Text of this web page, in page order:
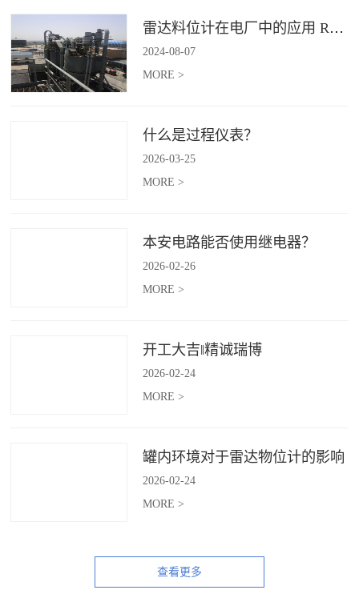
雷达料位计在电厂中的应用 RBRDZB-71-6-C
2024-08-07
MORE >
什么是过程仪表？
2026-03-25
MORE >
本安电路能否使用继电器？
2026-02-26
MORE >
开工大吉‖精诚瑞博
2026-02-24
MORE >
罐内环境对于雷达物位计的影响
2026-02-24
MORE >
查看更多